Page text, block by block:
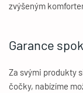
zvýšeným
Garance
Za svými produkty
čočky, nabízíme